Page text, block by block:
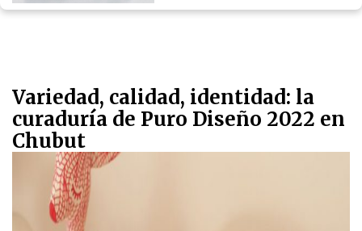
Variedad, calidad, identidad: la
curaduría de Puro Diseño 2022 en
Chubut